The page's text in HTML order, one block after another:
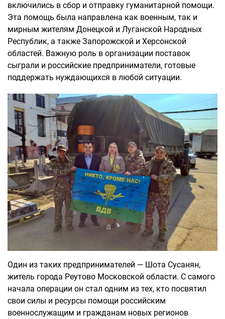
включились в сбор и отправку гуманитарной помощи.
Эта помощь была направлена как военным, так и
мирным жителям Донецкой и Луганской Народных
Республик, а также Запорожской и Херсонской
областей. Важную роль в организации поставок
сыграли и российские предприниматели, готовые
поддержать нуждающихся в любой ситуации.
Один из таких предпринимателей — Шота Сусанян,
житель города Реутово Московской области. С самого
начала операции он стал одним из тех, кто посвятил
свои силы и ресурсы помощи российским
военнослужащим и гражданам новых регионов